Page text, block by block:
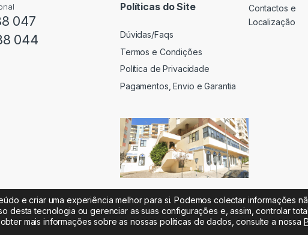
047
044
Políticas do Site
Dúvidas/Faqs
Termos e Condições
Política de Privacidade
Pagamentos, Envio e Garantia
Contactos e
Localização
|
e criar uma experiência melhor para si. Podemos colectar informações
desta tecnologia ou gerenciar as suas configurações e, assim, controlar
mais informações sobre as nossas políticas de dados, consulte a nossa